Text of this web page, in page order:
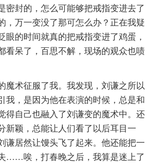
密封的，怎么可能够把戒指变进去了
，万一变没了那可怎么办？正在我疑
眼的时间就真的把戒指变进了鸡蛋，
看呆了，百思不解，现场的观众也啧
魔术征服了我。我发现，刘谦之所以
我，是因为他在表演的时候，总是和
得自己也融入了刘谦变的魔术中。还
新颖，总能让人们看了以后耳目一
谦居然让馒头飞了起来。他还能把一
……唉，打春晚之后，我算是迷上了